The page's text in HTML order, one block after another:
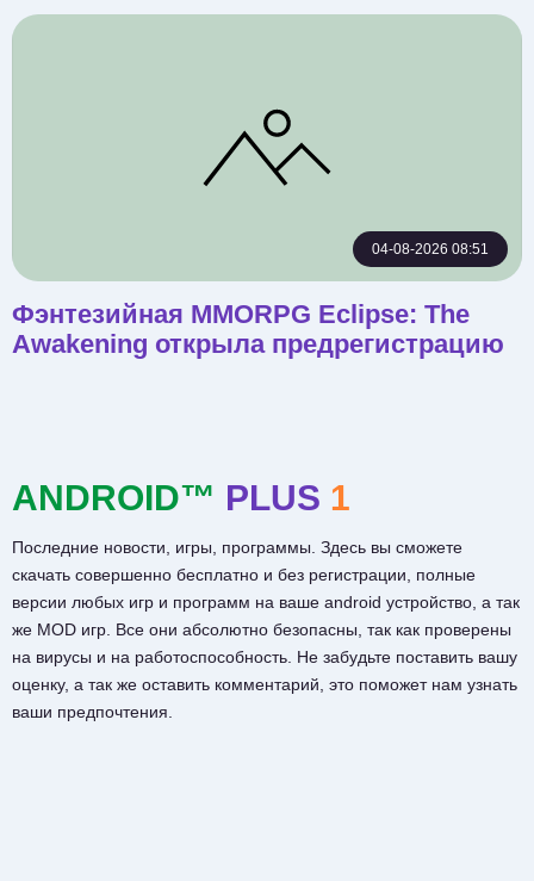
04-08-2026 08:51
Фэнтезийная MMORPG Eclipse: The
Awakening открыла предрегистрацию
ANDROID™ PLUS 1
Последние новости, игры, программы. Здесь вы сможете
скачать совершенно бесплатно и без регистрации, полные
версии любых игр и программ на ваше android устройство, а так
же MOD игр. Все они абсолютно безопасны, так как проверены
на вирусы и на работоспособность. Не забудьте поставить вашу
оценку, а так же оставить комментарий, это поможет нам узнать
ваши предпочтения.